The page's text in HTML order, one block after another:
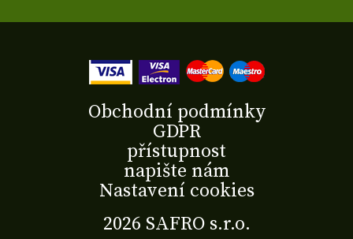
2026 SAFRO s.r.o.
Obchodní podmínky
GDPR
přístupnost
napište nám
Nastavení cookies